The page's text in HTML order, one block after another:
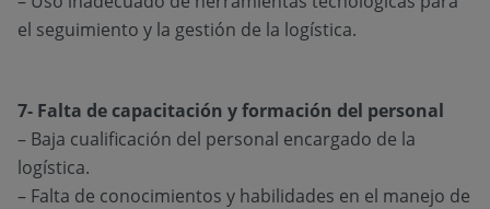
el seguimiento y la gestión de la logística.
7- Falta de capacitación y formación del personal
– Baja cualificación del personal encargado de la
logística.
– Falta de conocimientos y habilidades en el manejo de